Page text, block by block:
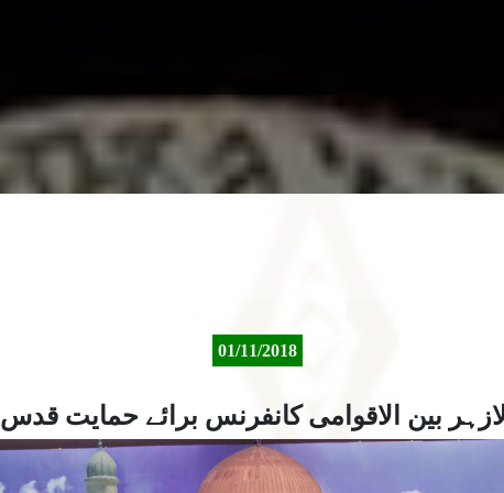
01/11/2018
بین الاقوامی کانفرنس برائے حمایت قدس